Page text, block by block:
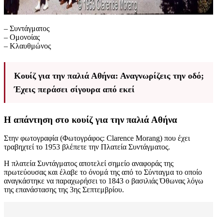
– Συντάγματος
– Ομονοίας
– Κλαυθμώνος
Κουίζ για την παλιά Αθήνα: Αναγνωρίζεις την οδό;
Έχεις περάσει σίγουρα από εκεί
Η απάντηση στο κουίζ για την παλιά Αθήνα
Στην φωτογραφία (Φωτογράφος: Clarence Morang) που έχει
τραβηχτεί το 1953 βλέπετε την Πλατεία Συντάγματος.
Η πλατεία Συντάγματος αποτελεί σημείο αναφοράς της
πρωτεύουσας και έλαβε το όνομά της από το Σύνταγμα το οποίο
αναγκάστηκε να παραχωρήσει το 1843 ο βασιλιάς Όθωνας λόγω
της επανάστασης της 3ης Σεπτεμβρίου.